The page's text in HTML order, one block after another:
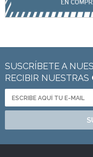
SUSCRÍBETE A
RECIBIR NUESTRAS